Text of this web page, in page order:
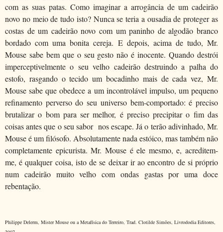
com as suas patas. Como imaginar a arrogância de um cadeirão
novo no meio de tudo isto? Nunca se teria a ousadia de proteger as
costas de um cadeirão novo com um paninho de algodão branco
bordado com uma bonita cereja. E depois, acima de tudo, Mr.
Mouse sabe bem que o seu gesto não é inocente. Quando destrói
imperceptivelmente o seu velho cadeirão destruindo a palha do
estofo, rasgando o tecido um bocadinho mais de cada vez, Mr.
Mouse sabe que obedece a um incontrolável impulso, um pequeno
refinamento perverso do seu universo bem-comportado: é preciso
brutalizar o bom para ser melhor, é preciso precipitar o fim das
coisas antes que o seu sabor nos escape. Já o terão adivinhado, Mr.
Mouse é um filósofo. Absolutamente nada estóico, mas também não
completamente epicurista. Mr. Mouse é ele mesmo, e, acreditem-
me, é qualquer coisa, isto de se deixar ir ao encontro de si próprio
num cadeirão muito velho com ondas gastas por uma doce
rebentação.
Philippe Delerm, Mister Mouse ou a Metafísica do Terreiro, Trad. Clotilde Simões, Livrododia Editores,